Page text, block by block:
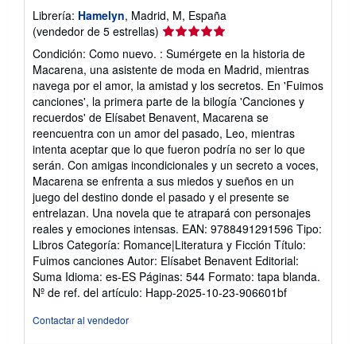
Librería: Hamelyn, Madrid, M, España
(vendedor de 5 estrellas) Calificación
del
vendedor:
5
de
5
estrellas
Condición: Como nuevo. : Sumérgete en la historia de
Macarena, una asistente de moda en Madrid, mientras
navega por el amor, la amistad y los secretos. En 'Fuimos
canciones', la primera parte de la bilogía 'Canciones y
recuerdos' de Elísabet Benavent, Macarena se
reencuentra con un amor del pasado, Leo, mientras
intenta aceptar que lo que fueron podría no ser lo que
serán. Con amigas incondicionales y un secreto a voces,
Macarena se enfrenta a sus miedos y sueños en un
juego del destino donde el pasado y el presente se
entrelazan. Una novela que te atrapará con personajes
reales y emociones intensas. EAN: 9788491291596 Tipo:
Libros Categoría: Romance|Literatura y Ficción Título:
Fuimos canciones Autor: Elísabet Benavent Editorial:
Suma Idioma: es-ES Páginas: 544 Formato: tapa blanda.
Nº de ref. del artículo: Happ-2025-10-23-906601bf
Contactar al vendedor